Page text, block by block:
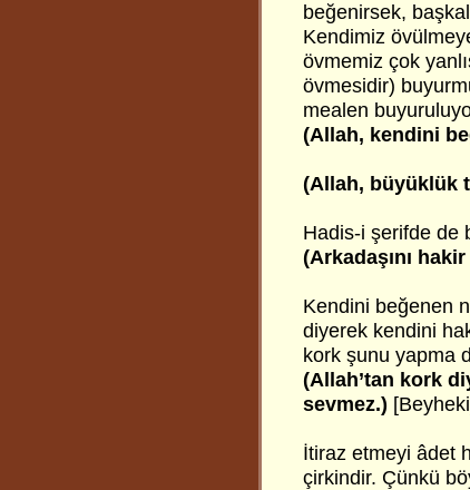
beğenirsek,
Kendimiz
övmemiz çok
övmesidir)
mealen
(Allah, kendini
(Allah, büyüklük
Hadis-i şerifde de
(Arkadaşını
Kendini beğenen
diyerek kendini
kork şunu yapma
(Allah’tan kork
sevmez.)
İtiraz etmeyi âdet
çirkindir. Çünkü